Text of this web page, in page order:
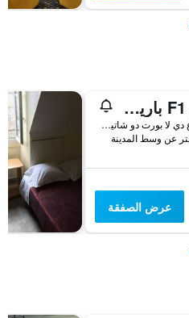
فندق F1 باريس بورت دو شاتيلون
23، شارع دي لا بورت دو شاتيلون, باريس, فرنسا
عرض الصفقة